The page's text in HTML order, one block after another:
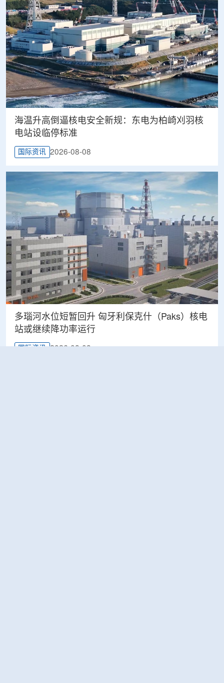
海温升高倒逼核电安全新规：东电为柏崎刈羽核
电站设临停标准
国际资讯 2026-08-08
多瑙河水位短暂回升 匈牙利保克什（Paks）核电
站或继续降功率运行
国际资讯 2026-08-08